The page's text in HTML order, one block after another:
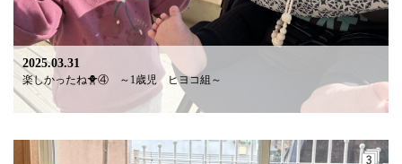
2025.03.31
楽しかったね🐥④ ～1歳児 ヒヨコ組～